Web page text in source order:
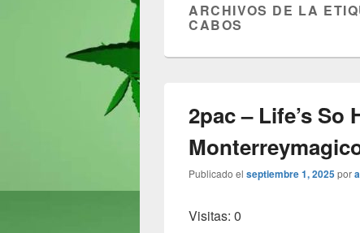
ARCHIVOS DE LA
CABOS
2pac – Life’s So
Publicado el septiembre 1, 2025por
Visitas: 0